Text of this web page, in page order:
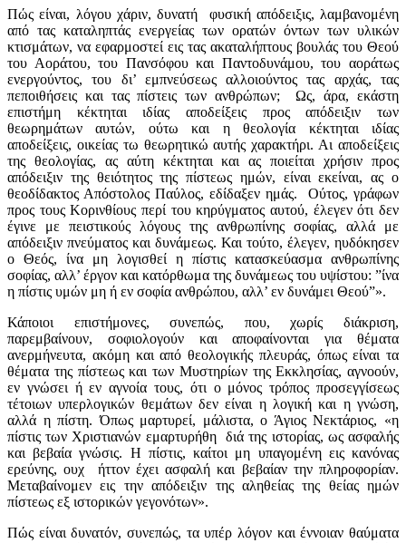
Πώς είναι, λόγου χάριν, δυνατή φυσική απόδειξις, λαμβανομένη
από τας καταληπτάς ενεργείας των ορατών όντων των υλικών
κτισμάτων, να εφαρμοστεί εις τας ακαταλήπτους βουλάς του Θεού
του Αοράτου, του Πανσόφου και Παντοδυνάμου, του αοράτως
ενεργούντος, του δι’ εμπνεύσεως αλλοιούντος τας αρχάς, τας
πεποιθήσεις και τας πίστεις των ανθρώπων; Ως, άρα, εκάστη
επιστήμη κέκτηται ιδίας αποδείξεις προς απόδειξιν των
θεωρημάτων αυτών, ούτω και η θεολογία κέκτηται ιδίας
αποδείξεις, οικείας τω θεωρητικώ αυτής χαρακτήρι. Αι αποδείξεις
της θεολογίας, ας αύτη κέκτηται και ας ποιείται χρήσιν προς
απόδειξιν της θειότητος της πίστεως ημών, είναι εκείναι, ας ο
θεοδίδακτος Απόστολος Παύλος, εδίδαξεν ημάς. Ούτος, γράφων
προς τους Κορινθίους περί του κηρύγματος αυτού, έλεγεν ότι δεν
έγινε με πειστικούς λόγους της ανθρωπίνης σοφίας, αλλά με
απόδειξιν πνεύματος και δυνάμεως. Και τούτο, έλεγεν, ηυδόκησεν
ο Θεός, ίνα μη λογισθεί η πίστις κατασκεύασμα ανθρωπίνης
σοφίας, αλλ’ έργον και κατόρθωμα της δυνάμεως του υψίστου: ”ίνα
η πίστις υμών μη ή εν σοφία ανθρώπου, αλλ’ εν δυνάμει Θεού”».
Κάποιοι επιστήμονες, συνεπώς, που, χωρίς διάκριση,
παρεμβαίνουν, σοφιολογούν και αποφαίνονται για θέματα
ανερμήνευτα, ακόμη και από θεολογικής πλευράς, όπως είναι τα
θέματα της πίστεως και των Μυστηρίων της Εκκλησίας, αγνοούν,
εν γνώσει ή εν αγνοία τους, ότι ο μόνος τρόπος προσεγγίσεως
τέτοιων υπερλογικών θεμάτων δεν είναι η λογική και η γνώση,
αλλά η πίστη. Όπως μαρτυρεί, μάλιστα, ο Άγιος Νεκτάριος, «η
πίστις των Χριστιανών εμαρτυρήθη διά της ιστορίας, ως ασφαλής
και βεβαία γνώσις. Η πίστις, καίτοι μη υπαγομένη εις κανόνας
ερεύνης, ουχ ήττον έχει ασφαλή και βεβαίαν την πληροφορίαν.
Μεταβαίνομεν εις την απόδειξιν της αληθείας της θείας ημών
πίστεως εξ ιστορικών γεγονότων».
Πώς είναι δυνατόν, συνεπώς, τα υπέρ λόγον και έννοιαν θαύματα